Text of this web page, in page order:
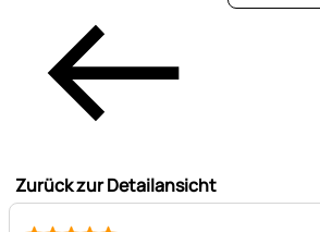
Zurück zur Detailansicht